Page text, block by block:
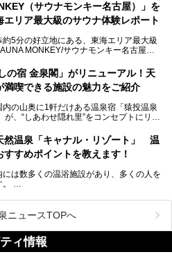
ーアルして新しくなった「スパアクアス
の仕事の疲れを心身ともにリセットした
忘れて1日中ダラダラ過ごしたい」「コ
す！
を見つけて楽しんでくださいね。
（サウナモンキー名古屋）」を
エリア最大級のサウナ体験レポート
5分の好立地にある、東海エリア最大級
MONKEY/サウナモンキー名古屋」
てサウナが少ないよね」という声をよく耳
アクセスの良さにも胸が高鳴ります。
用となっているパブリックサウナが、女
きました！
の宿 金泉閣」がリニューアル！天
満喫できる施設の魅力をご紹介
の山奥に1軒だけある温泉宿「猿投温泉
、“しあわせ隠れ里”をコンセプトにリニ
能できるお風呂や、新設・改装された客
温泉水で作られたお料理……。
然温泉「キャナル・リゾート」 温
すすめポイントを教えます！
は数多くの温浴施設があり、多くの人を
介していきます！
ーパー銭湯や日帰り温泉が多く、「どこに
悩んでしまう方も多いと思います。
にして「キャナル・リゾート」に出かけ
でしょうか？
ニュースTOPへ
ィ情報